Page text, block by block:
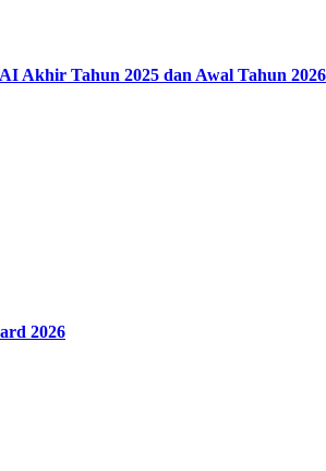
Akhir Tahun 2025 dan Awal Tahun 2026
2026